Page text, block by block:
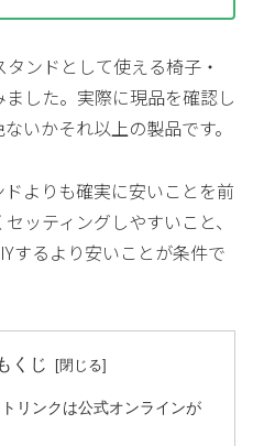
ンドとして使える椅子・
した。実際に現品を確認し
いかそれ以上の製品です。
よりも確実に安いことを前
ッティングしやすいこと、
するより安いことが条件で
くじ
リンクは公式オンラインが